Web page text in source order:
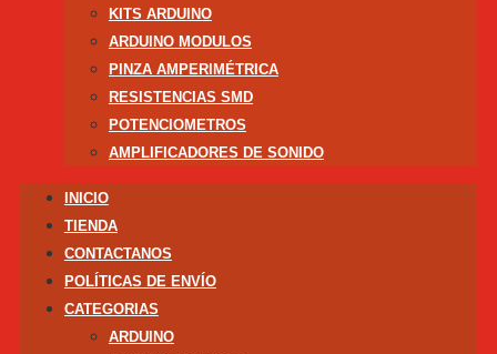
KITS ARDUINO
ARDUINO MODULOS
PINZA AMPERIMÉTRICA
RESISTENCIAS SMD
POTENCIOMETROS
AMPLIFICADORES DE SONIDO
INICIO
TIENDA
CONTACTANOS
POLÍTICAS DE ENVÍO
CATEGORIAS
ARDUINO